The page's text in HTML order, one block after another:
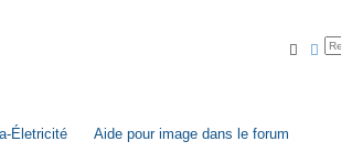
Életricité Aide pour image dans le forum